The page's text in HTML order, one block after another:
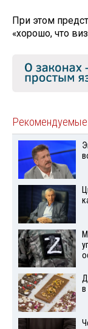
При этом
«хорошо, что
Рекомендуемые
в